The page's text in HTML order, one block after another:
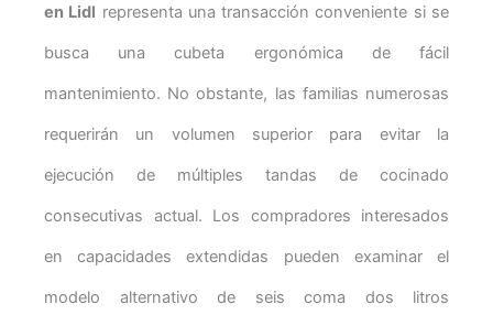
en Lidl representa una transacción conveniente si se
busca una cubeta ergonómica de fácil
mantenimiento. No obstante, las familias numerosas
requerirán un volumen superior para evitar la
ejecución de múltiples tandas de cocinado
consecutivas actual. Los compradores interesados
en capacidades extendidas pueden examinar el
modelo alternativo de seis coma dos litros